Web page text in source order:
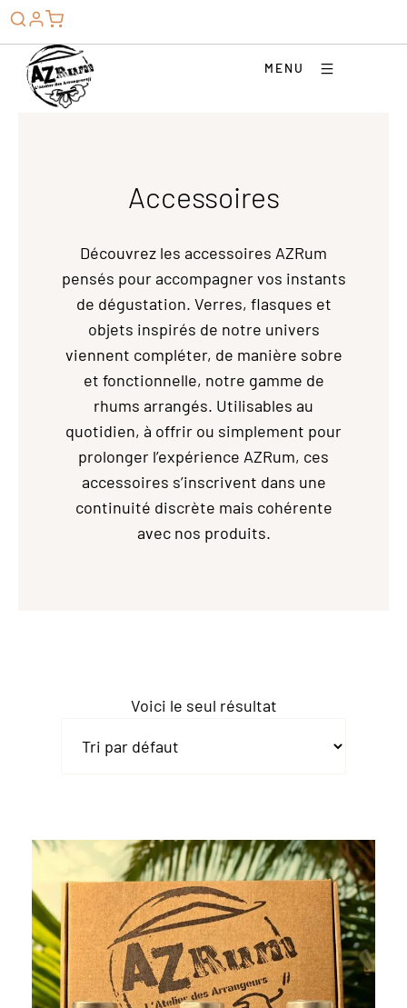
MENU
Accessoires
Découvrez les accessoires AZRum
pensés pour accompagner vos instants
de dégustation. Verres, flasques et
objets inspirés de notre univers
viennent compléter, de manière sobre
et fonctionnelle, notre gamme de
rhums arrangés. Utilisables au
quotidien, à offrir ou simplement pour
prolonger l’expérience AZRum, ces
accessoires s’inscrivent dans une
continuité discrète mais cohérente
avec nos produits.
Voici le seul résultat